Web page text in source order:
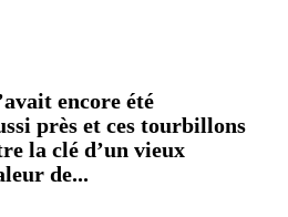
encore été
près et ces tourbillons
la clé d’un vieux
de...